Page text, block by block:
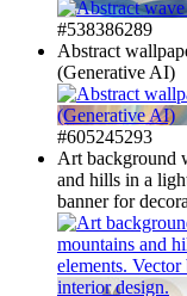
#538386289
Abstract
(Generative AI)
#605245293
Art background
and hills in a
banner for